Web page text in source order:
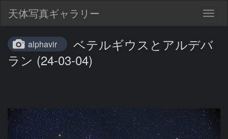
天体写真ギャラリー
alphavir
ベテルギウスとアルデバ
ラン (24-03-04)